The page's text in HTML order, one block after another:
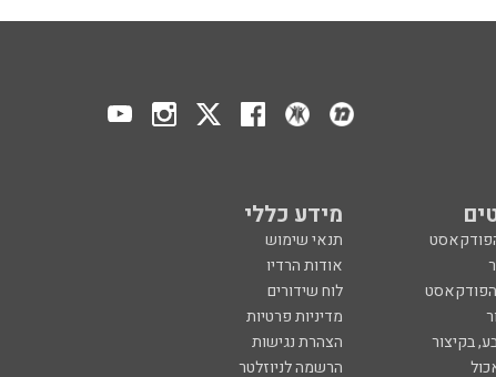
מידע כללי
תנאי שימוש
אודות הרדיו
הפודקאסט
לוח שידורים
מדיניות פרטיות
בקיצור
הצהרת נגישות
הרשמה לניוזלטר